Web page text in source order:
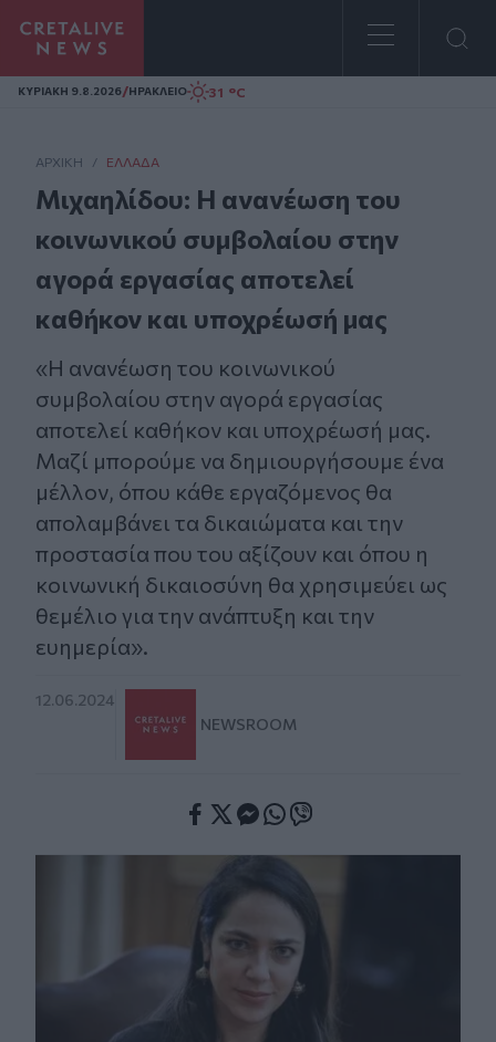
Homepage
ΚΥΡΙΑΚΗ 9.8.2026/ΗΡΑΚΛΕΙΟ 31 °C
ΑΡΧΙΚΗ / ΕΛΛΆΔΑ
Μιχαηλίδου: Η ανανέωση του
κοινωνικού συμβολαίου στην
αγορά εργασίας αποτελεί
καθήκον και υποχρέωσή μας
«Η ανανέωση του κοινωνικού
συμβολαίου στην αγορά εργασίας
αποτελεί καθήκον και υποχρέωσή μας.
Μαζί μπορούμε να δημιουργήσουμε ένα
μέλλον, όπου κάθε εργαζόμενος θα
απολαμβάνει τα δικαιώματα και την
προστασία που του αξίζουν και όπου η
κοινωνική δικαιοσύνη θα χρησιμεύει ως
θεμέλιο για την ανάπτυξη και την
ευημερία».
12.06.2024
NEWSROOM